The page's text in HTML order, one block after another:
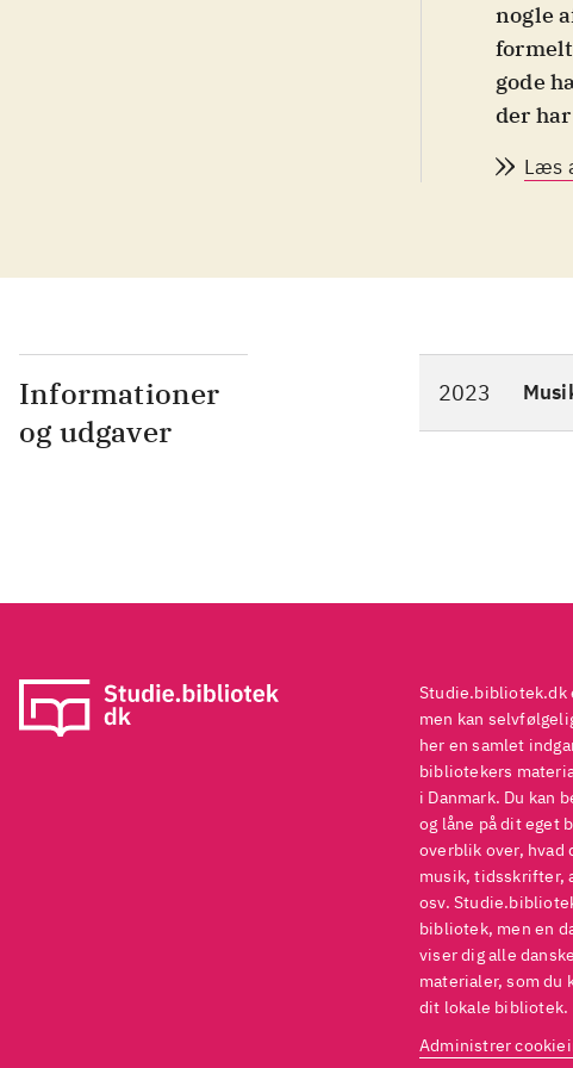
nogle
gode
der
Læs
Informationer
og udgaver
2023
Studie.bibliotek.dk
men kan
her en samlet
bibliotekers
i Danmark. Du kan
og låne på dit eget
overblik over, hvad
musik, tidsskrifter,
osv.
bibliotek, men en
viser dig alle
materialer, som du
dit lokale bibliotek.
Administrer